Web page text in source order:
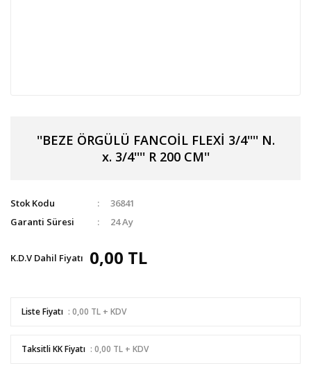
''BEZE ÖRGÜLÜ FANCOİL FLEXİ 3/4'''' N.
x. 3/4'''' R 200 CM''
Stok Kodu
36841
Garanti Süresi
24 Ay
K.D.V Dahil Fiyatı 0,00 TL
Liste Fiyatı : 0,00 TL + KDV
Taksitli KK Fiyatı : 0,00 TL + KDV